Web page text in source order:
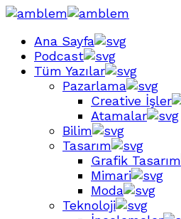
Ana Sayfa
Podcast
Tüm Yazılar
Pazarlama
Creative İşler
Atamalar
Bilim
Tasarım
Grafik Tasarım
Mimari
Moda
Teknoloji